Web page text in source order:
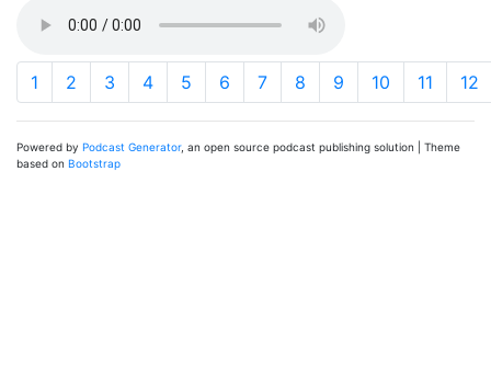
1 2 3 4 5 6 7 8 9 10 11 12
Powered by Podcast Generator, an open source podcast publishing solution | Theme
based on Bootstrap